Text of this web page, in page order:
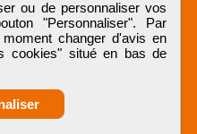
ou de personnaliser vos
"Personnaliser". Par
changer d'avis en
cookies" situé en bas de